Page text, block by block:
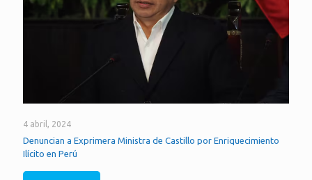
4 abril, 2024
Denuncian a Exprimera Ministra de Castillo por Enriquecimiento
Ilícito en Perú